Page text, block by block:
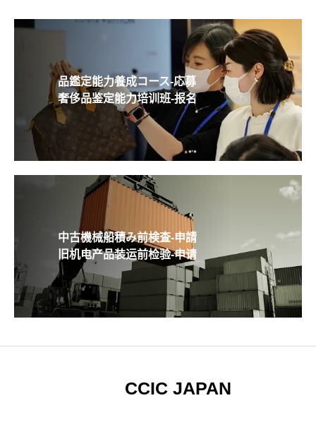
品鑑定能力養成コース-応募
奢侈品鉴定能力培训班-报名
中古機械船積み前検査-申請
旧机电产品装运前检验-申请
CCIC JAPAN